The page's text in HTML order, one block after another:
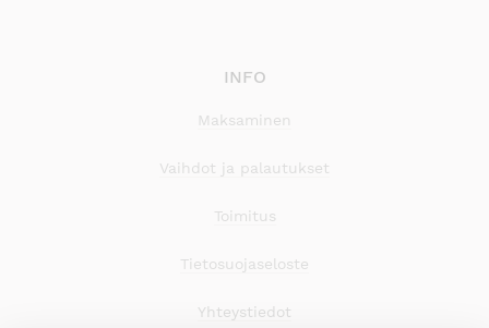
INFO
Maksaminen
Vaihdot ja palautukset
Toimitus
Tietosuojaseloste
Yhteystiedot